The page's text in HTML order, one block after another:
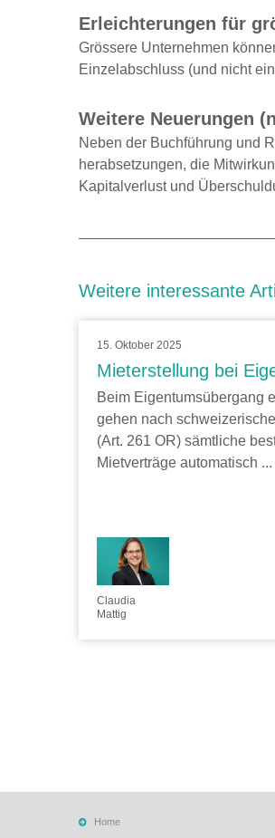
Erleichterungen für
Grössere Unternehmen
Einzelabschluss (und nicht
Weitere Neuerungen
Neben der Buchführung und
herabsetzungen, die
Kapitalverlust und
Weitere interessante
15. Oktober 2025
Mieterstellung bei
Beim Eigentumsübergang
gehen nach
(Art. 261 OR) sämtliche
Mietverträge automatisch ...
Claudia
Mattig
Home